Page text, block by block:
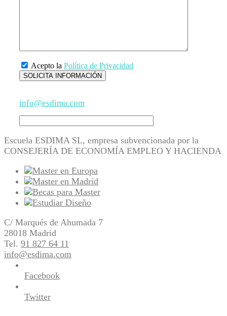
Acepto la Política de Privacidad
info@esdima.com
Escuela ESDIMA SL, empresa subvencionada por la
CONSEJERÍA DE ECONOMÍA EMPLEO Y HACIENDA
C/ Marqués de Ahumada 7
28018 Madrid
Tel. 91 827 64 11
info@esdima.com
Facebook
Twitter